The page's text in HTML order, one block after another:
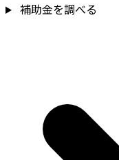
補助金を調べる